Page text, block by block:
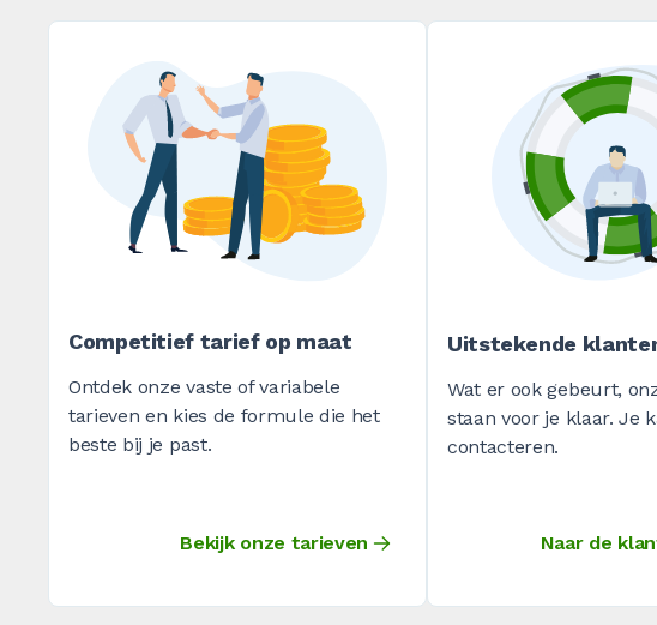
Competitief tarief op maat
Ontdek onze vaste of variabele
tarieven en kies de formule die het
beste bij je past.
Bekijk onze tarieven
Uitstekende
Wat er ook gebeurt,
staan voor je klaar. Je
contacteren.
Naar de